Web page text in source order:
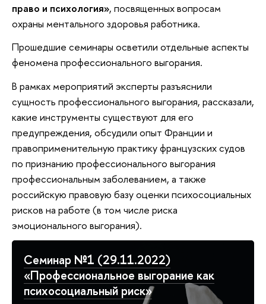
право и психология», посвященных вопросам
охраны ментального здоровья работника.
Прошедшие семинары осветили отдельные аспекты
феномена профессионального выгорания.
В рамках мероприятий эксперты разъяснили
сущность профессионального выгорания, рассказали,
какие инструменты существуют для его
предупреждения, обсудили опыт Франции и
правоприменительную практику французских судов
по признанию профессионального выгорания
профессиональным заболеванием, а также
российскую правовую базу оценки психосоциальных
рисков на работе (в том числе риска
эмоционального выгорания).
Семинар №1 (29.11.2022)
«Профессиональное выгорание как
психосоциальный риск»